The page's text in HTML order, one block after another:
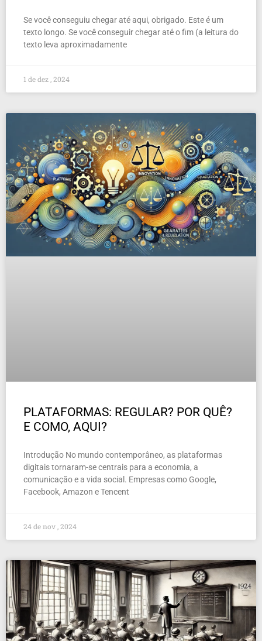
Se você conseguiu chegar até aqui, obrigado. Este é um
texto longo. Se você conseguir chegar até o fim (a leitura do
texto leva aproximadamente
1 de dez , 2024
PLATAFORMAS: REGULAR? POR QUÊ?
E COMO, AQUI?
Introdução No mundo contemporâneo, as plataformas
digitais tornaram-se centrais para a economia, a
comunicação e a vida social. Empresas como Google,
Facebook, Amazon e Tencent
24 de nov , 2024